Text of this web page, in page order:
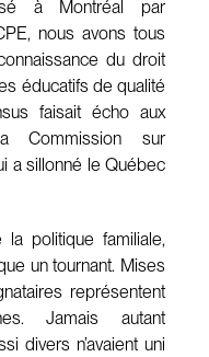
à Montréal par
nous avons tous
du droit
éducatifs de qualité
faisait écho aux
Commission sur
a sillonné le Québec
la politique familiale,
un tournant. Mises
représentent
Jamais autant
divers n’avaient uni